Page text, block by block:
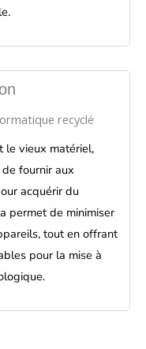
le vieux matériel,
fournir aux
acquérir du
permet de minimiser
tout en offrant
pour la mise à